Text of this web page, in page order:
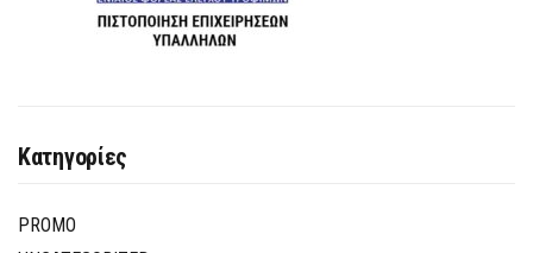
Κατηγορίες
PROMO